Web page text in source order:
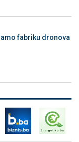
fabriku dronova